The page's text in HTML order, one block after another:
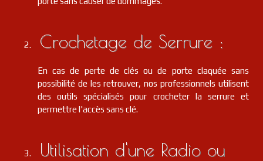
Crochetage de Serrure :
En cas de perte de clés ou de porte claquée sans
possibilité de les retrouver, nos professionnels utilisent
des outils spécialisés pour crocheter la serrure et
permettre l'accès sans clé.
Utilisation d'une Radio ou